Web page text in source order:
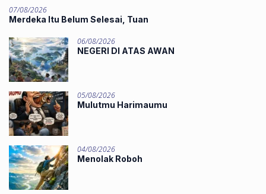
07/08/2026
Merdeka Itu Belum Selesai, Tuan
06/08/2026
NEGERI DI ATAS AWAN
05/08/2026
Mulutmu Harimaumu
04/08/2026
Menolak Roboh